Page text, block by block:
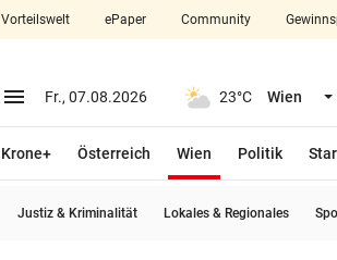
closeSchließen
arrow_right
Vorteilswelt ePaper Community
menu Menü aufklappen
Fr., 07.08.2026 23°C Wien
Krone+ Österreich Wien
Politik
Justiz & Kriminalität Lokales & Regionales